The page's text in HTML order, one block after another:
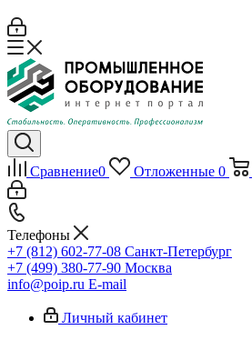
Сравнение0 Отложенные 0
Телефоны
+7 (812) 602-77-08 Санкт-Петербург
+7 (499) 380-77-90 Москва
info@poip.ru E-mail
Личный кабинет